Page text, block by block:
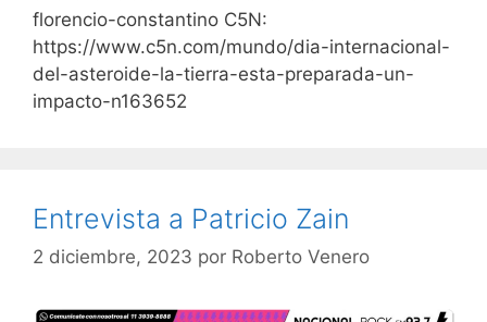
florencio-constantino C5N:
https://www.c5n.com/mundo/dia-internacional-
del-asteroide-la-tierra-esta-preparada-un-
impacto-n163652
Entrevista a Patricio Zain
2 diciembre, 2023 por Roberto Venero